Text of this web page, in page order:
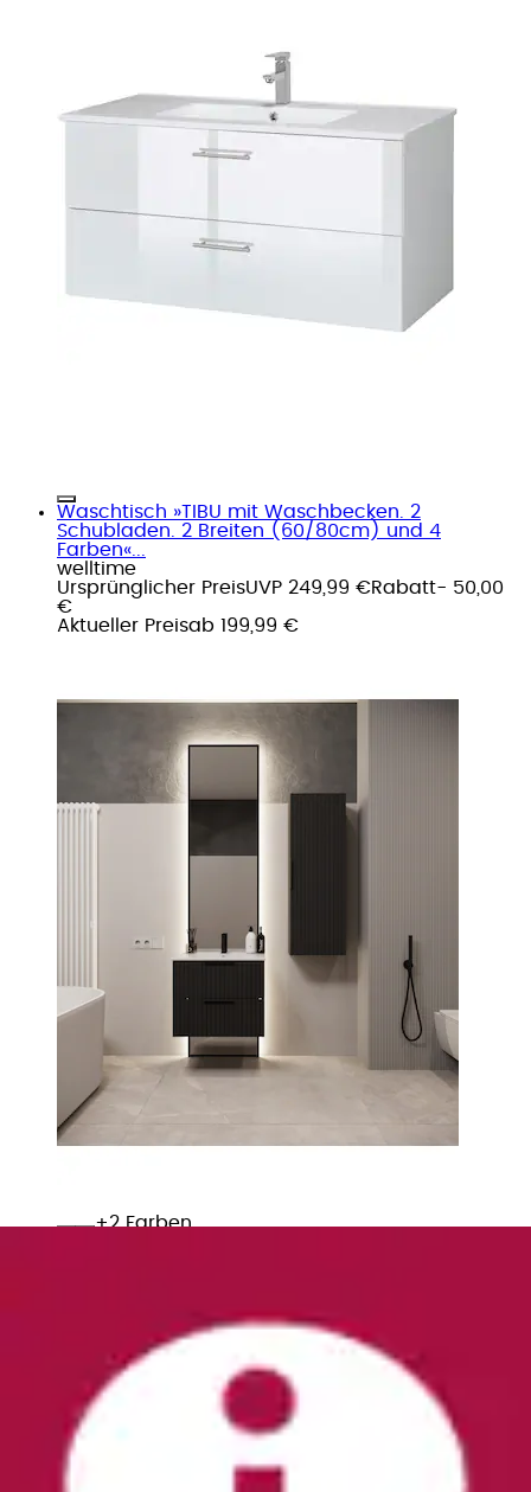
Waschtisch »TIBU mit Waschbecken. 2
Schubladen. 2 Breiten (60/80cm) und 4
Farben«...
welltime
Ursprünglicher PreisUVP 249,99 €Rabatt- 50,00
€
Aktueller Preisab 199,99 €
+ Farben
39,99 €